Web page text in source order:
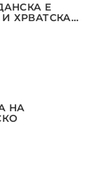
Е
ХРВАТСКА
НА